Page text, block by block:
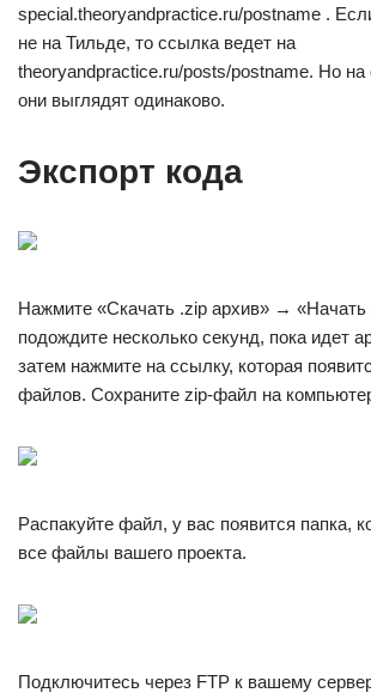
special.theoryandpractice.ru/postname .
не на Тильде, то ссылка ведет на
theoryandpractice.ru/posts/postname. Но
они выглядят одинаково.
Экспорт кода
Нажмите «Скачать .zip архив» → «Начать
подождите несколько секунд, пока идет
затем нажмите на ссылку, которая
файлов. Сохраните zip-файл на
Распакуйте файл, у вас появится папка,
все файлы вашего проекта.
Подключитесь через FTP к вашему